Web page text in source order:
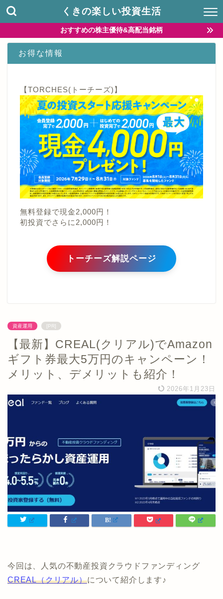
くきの楽しい投資生活
おすすめの株主優待&高配当銘柄
お得な情報
【TORCHES(トーチーズ)】
無料登録で現金2,000円！
初投資でさらに2,000円！
トーチーズ解説ページ
資産運用 [PR]
【最新】CREAL(クリアル)でAmazon
ギフト券最大5万円のキャンペーン！
メリット、デメリットも紹介！
2026年1月23日
今回は、人気の不動産投資クラウドファンディング
CREAL（クリアル）について紹介します♪